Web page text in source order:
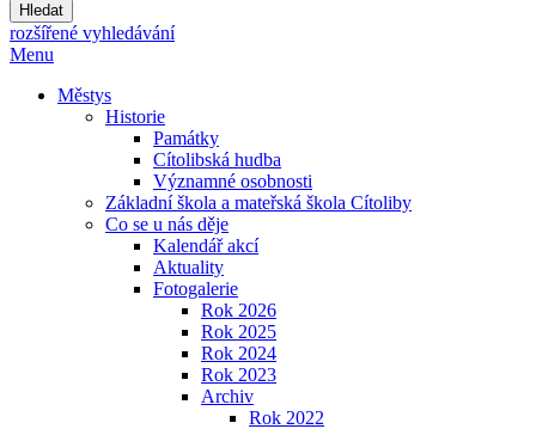
Hledat
rozšířené vyhledávání
Menu
Městys
Historie
Památky
Cítolibská hudba
Významné osobnosti
Základní škola a mateřská škola Cítoliby
Co se u nás děje
Kalendář akcí
Aktuality
Fotogalerie
Rok 2026
Rok 2025
Rok 2024
Rok 2023
Archiv
Rok 2022